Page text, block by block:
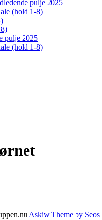
pulje 2025
(hold 1-8)
pulje 2025
(hold 1-8)
Askiw Theme by Seos